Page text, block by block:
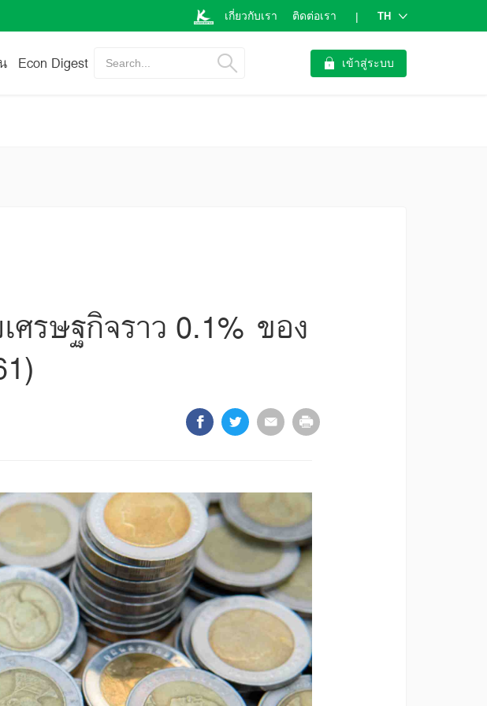
เกี่ยวกับเรา ติดต่อเรา | TH
Econ Digest Search... เข้าสู่ระบบ
รษฐกิจราว 0.1% ของ